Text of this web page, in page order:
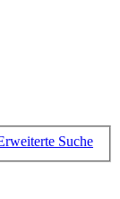
Suche